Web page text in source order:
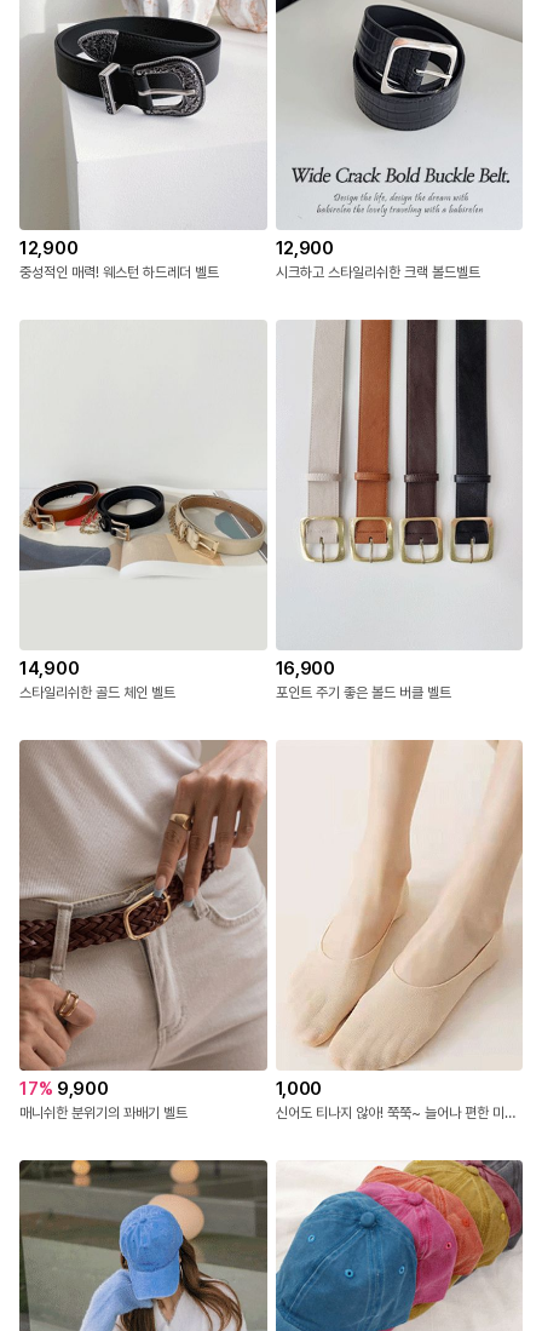
12,900
중성적인 매력! 웨스턴 하드레더 벨트
12,900
시크하고 스타일리쉬한 크랙 볼드벨트
14,900
스타일리쉬한 골드 체인 벨트
16,900
포인트 주기 좋은 볼드 버클 벨트
17% 9,900
매니쉬한 분위기의 꽈배기 벨트
1,000
신어도 티나지 않아! 쭉쭉~ 늘어나 편한 미니 덧신 #NAK MADE.